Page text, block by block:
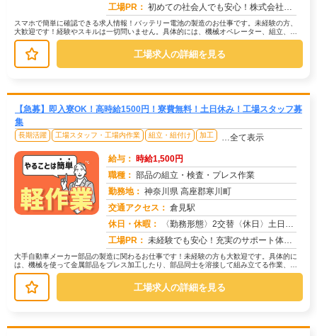
工場PR： 初めての社会人でも安心！株式会社京栄センターで新しい一歩を踏み出しませんか？→未経験者多数活躍中！経験やスキルは一...
スマホで簡単に確認できる求人情報！バッテリー電池の製造のお仕事です。未経験の方、
大歓迎です！経験やスキルは一切問いません。具体的には、機械オペレーター、組立、部
品供給、検査のいずれかの部署に配属...
工場求人の詳細を見る
【急募】即入寮OK！高時給1500円！寮費無料！土日休み！工場スタッフ募
集
長期活躍 工場スタッフ・工場内作業 組立・組付け 加工 …全て表示
給与： 時給1,500円
職種： 部品の組立・検査・プレス作業
勤務地： 神奈川県 高座郡寒川町
交通アクセス： 倉見駅
休日・休暇：
〈勤務形態〉2交替〈休日〉土日★ＧＷ★夏季休暇★冬季休暇★年末年始
工場PR： 未経験でも安心！充実のサポート体制で新しい一歩を踏み出せます！→ 専属の担当スタッフが就業まで徹底サポート！不安や...
大手自動車メーカー部品の製造に関わるお仕事です！未経験の方も大歓迎です。具体的に
は、機械を使って金属部品をプレス加工したり、部品同士を溶接して組み立てる作業、そ
して完成品の検査などを行います。→...
工場求人の詳細を見る